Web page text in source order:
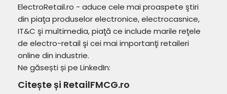
ElectroRetail.ro - aduce cele mai proaspete ştiri
din piaţa produselor electronice, electrocasnice,
IT&C şi multimedia, piaţă ce include marile reţele
de electro-retail şi cei mai importanţi retaileri
online din industrie.
Ne găsești și pe LinkedIn:
Citește și RetailFMCG.ro